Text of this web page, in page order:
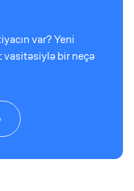
var? Yeni
vasitəsiylə bir neçə